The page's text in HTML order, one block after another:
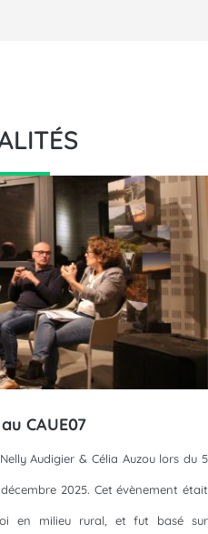
CAUE07
Audigier & Célia Auzou lors du 5
2025. Cet évènement était
en milieu rural, et fut basé sur